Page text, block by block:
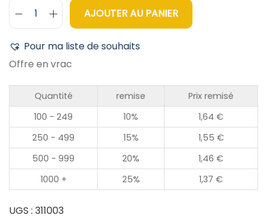
AJOUTER AU PANIER
Pour ma liste de souhaits
Offre en vrac
Quantité remise
Prix remisé
100 - 249
10% 1,64 €
250 - 499
15% 1,55 €
500 - 999
20% 1,46 €
1000 +
25% 1,37 €
UGS : 311003